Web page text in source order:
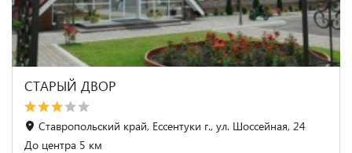
СТАРЫЙ ДВОР
Ставропольский край, Ессентуки г., ул. Шоссейная, 24
До центра 5 км